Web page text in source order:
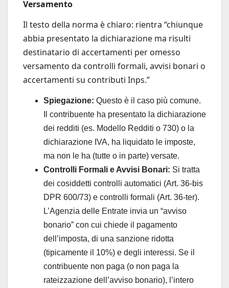
Versamento
Il testo della norma è chiaro: rientra “chiunque
abbia presentato la dichiarazione ma risulti
destinatario di accertamenti per omesso
versamento da controlli formali, avvisi bonari o
accertamenti su contributi Inps.”
Spiegazione: Questo è il caso più comune.
Il contribuente ha presentato la dichiarazione
dei redditi (es. Modello Redditi o 730) o la
dichiarazione IVA, ha liquidato le imposte,
ma non le ha (tutte o in parte) versate.
Controlli Formali e Avvisi Bonari: Si tratta
dei cosiddetti controlli automatici (Art. 36-bis
DPR 600/73) e controlli formali (Art. 36-ter).
L’Agenzia delle Entrate invia un “avviso
bonario” con cui chiede il pagamento
dell’imposta, di una sanzione ridotta
(tipicamente il 10%) e degli interessi. Se il
contribuente non paga (o non paga la
rateizzazione dell’avviso bonario), l’intero